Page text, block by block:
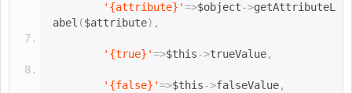
'{attribute}'=>$object->getAttributeL
abel ($attribute),
'{true}'=>$this->trueValue,
'{false}'=>$this->falseValue,